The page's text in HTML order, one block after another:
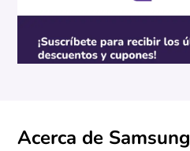
Acerca de Samsung